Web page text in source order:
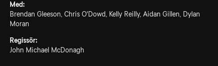
Med:
Brendan Gleeson, Chris O'Dowd, Kelly Reilly, Aidan Gillen, Dylan
Moran
Regissör:
John Michael McDonagh